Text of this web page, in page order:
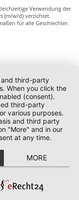
Verwendung der
(m/w/d) verzichtet.
für alle Geschlechter.
and third-party
When you click the
(consent).
third-party
various purposes.
and third party
"More" and in our
at any time.
MORE